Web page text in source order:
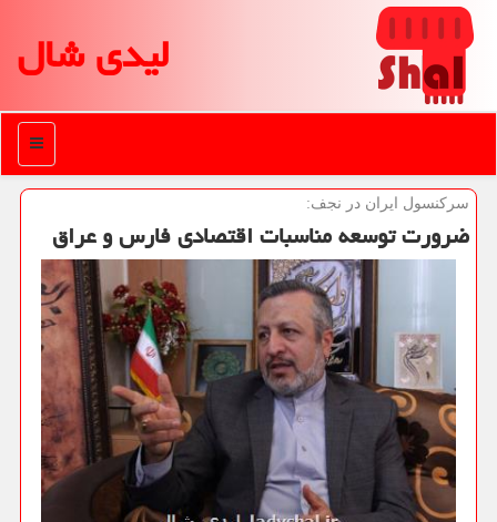
لیدی شال
منو
سركنسول ایران در نجف:
ضرورت توسعه مناسبات اقتصادی فارس و عراق